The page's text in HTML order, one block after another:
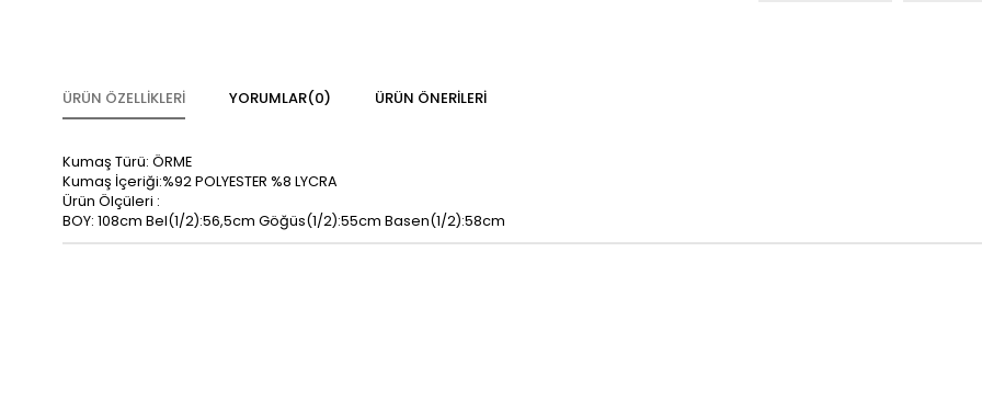
ÜRÜN ÖZELLIKLERI YORUMLAR(0) ÜRÜN ÖNERILERI
Kumaş Türü: ÖRME
Kumaş İçeriği:%92 POLYESTER %8 LYCRA
Ürün Ölçüleri :
BOY: 108cm Bel(1/2):56,5cm Göğüs(1/2):55cm Basen(1/2):58cm